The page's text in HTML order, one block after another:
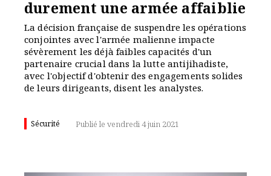
durement une armée affaiblie
La décision française de suspendre les opérations
conjointes avec l'armée malienne impacte
sévèrement les déjà faibles capacités d'un
partenaire crucial dans la lutte antijihadiste,
avec l'objectif d'obtenir des engagements solides
de leurs dirigeants, disent les analystes.
Sécurité Publié le vendredi 4 juin 2021